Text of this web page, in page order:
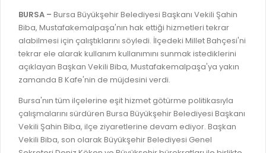
YAYIN / PLAN / RAPOR
STRATEJİK PLANLAR
PERFORMANS PROGRAMI
BÜTÇE
FAALİYET RAPORLARI
KESİN HESAPLAR
GELİR TARİFESİ
ÜCRETSİZ WİFİ NOKTALARI
İTFAİYE RAPORU
ONLİNE KATI ATIK BAŞVURUSU
İTFAİYE OLAY KAYDI BAŞVURUSU
BADEM KAYIT
İHALE İLANLARI
DOĞRUDAN TEMİN İLANLARI
BURSA – Bursa Büyükşehir Belediyesi Başkanı Vekili Şahin
Biba, Mustafakemalpaşa'nın hak ettiği hizmetleri tekrar
alabilmesi için çalıştıklarını söyledi. İlçedeki Millet Bahçesi'ni
tekrar ele alarak kullanım kullanımını sunmak istediklerini
açıklayan Başkan Vekili Biba, Mustafakemalpaşa'ya yakın
zamanda B Kafe'nin de müjdesini verdi.
Bursa'nın tüm ilçelerine eşit hizmet götürme politikasıyla
çalışmalarını sürdüren Bursa Büyükşehir Belediyesi Başkanı
Vekili Şahin Biba, ilçe ziyaretlerine devam ediyor. Başkan
Vekili Biba, son olarak Büyükşehir Belediyesi Genel